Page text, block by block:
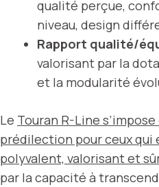
qualité perçue,
niveau, design
Rapport qualité/
valorisant par la
et la modularité
Le Touran R-Line
prédilection pour ceux qui
polyvalent, valorisant et
par la capacité à